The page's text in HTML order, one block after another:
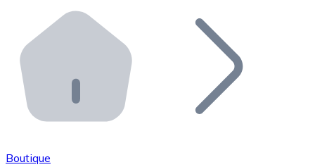
Distributeurs automatiques Bitnovo
Intégrez un ATM Bitnovo dans votre entreprise et
API Bitnovo
Intégrez notre API dans votre écosystème.
Rejoignez notre réseau de distributeurs et
Boutique